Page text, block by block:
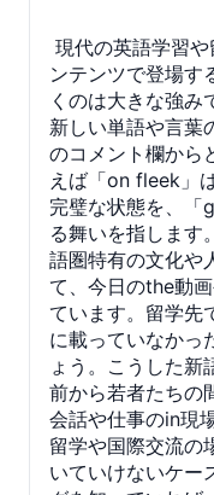
現代の英語学習
ンテンツで登場す
くのは大きな強み
新しい単語や言葉
のコメント欄から
えば「on fleek」
完璧な状態を、「
る舞いを指します
語圏特有の文化や
て、今日のthe動
ています。留学先
に載っていなかっ
ょう。こうした新
前から若者たちの
会話や仕事のin現
留学や国際交流の
いていけないケー